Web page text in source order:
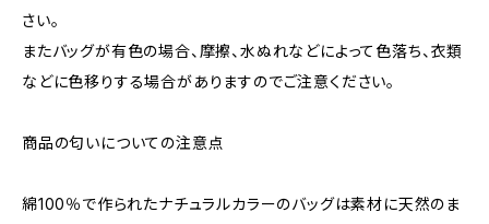
さい。
またバッグが有色の場合、摩擦、水ぬれなどによって色落ち、衣類
などに色移りする場合がありますのでご注意ください。
商品の匂いについての注意点
綿100％で作られたナチュラルカラーのバッグは素材に天然のま